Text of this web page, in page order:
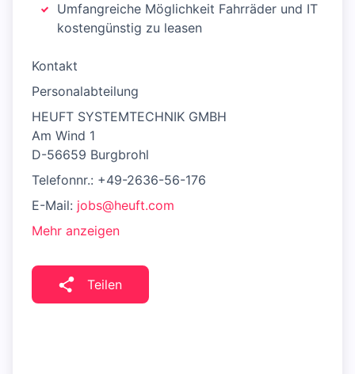
Umfangreiche Möglichkeit Fahrräder und IT
kostengünstig zu leasen
Kontakt
Personalabteilung
HEUFT SYSTEMTECHNIK GMBH
Am Wind 1
D-56659 Burgbrohl
Telefonnr.: +49-2636-56-176
E-Mail: jobs@heuft.com
Mehr anzeigen
Teilen